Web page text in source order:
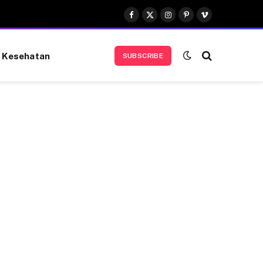
Facebook
X
(Twitter)
Instagram
Pinterest
Vimeo
Kesehatan SUBSCRIBE